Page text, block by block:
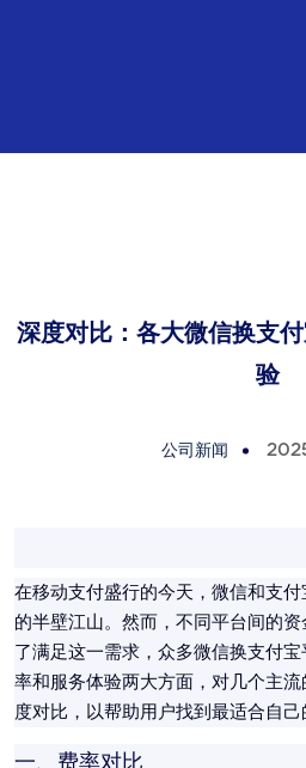
深度对比：各大微信换支
验
公司新闻
在移动支付盛行的今天，微信和支
的半壁江山。然而，不同平台间的
了满足这一需求，众多微信换支付
率和服务体验两大方面，对几个主
度对比，以帮助用户找到最适合自己
一、费率对比